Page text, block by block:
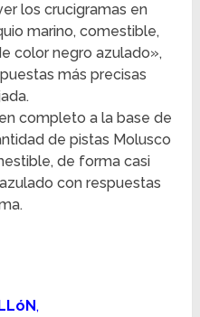
los crucigramas en
marino, comestible,
color negro azulado»,
más precisas
completo a la base de
de pistas Molusco
de forma casi
con respuestas
,